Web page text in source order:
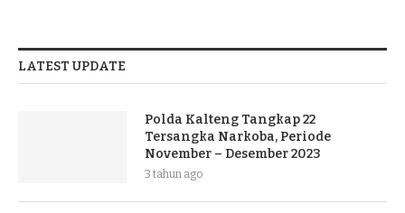
LATEST UPDATE
Polda Kalteng Tangkap 22
Tersangka Narkoba, Periode
November – Desember 2023
3 tahun ago